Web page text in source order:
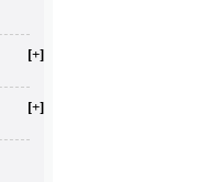
[+]
[+]